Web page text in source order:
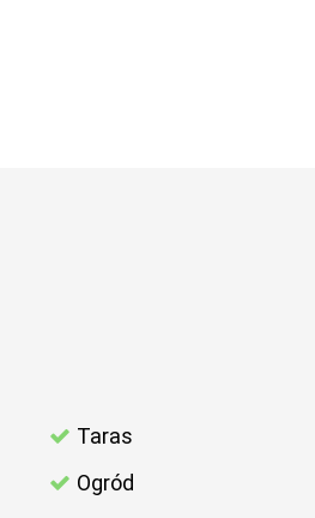
Taras
Ogród